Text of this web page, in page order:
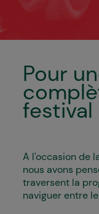
Pour
festival
A l'occasion de
nous avons
traversent la
naviguer entre